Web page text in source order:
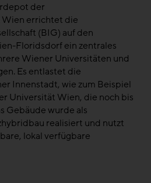
der
errichtet die
(BIG) auf den
Floridsdorf ein zentrales
Wiener Universitäten und
Es entlastet die
Innenstadt, wie zum Beispiel
Universität Wien, die noch bis
Gebäude wurde als
realisiert und nutzt
lokal verfügbare